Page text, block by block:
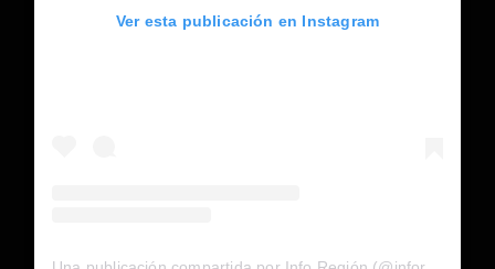
Ver esta publicación en Instagram